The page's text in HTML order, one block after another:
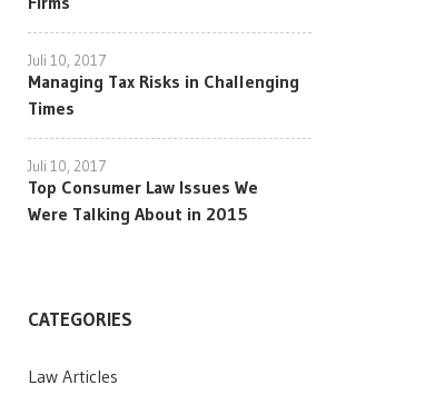
Juli 10, 2017
Managing Tax Risks in Challenging
Times
Juli 10, 2017
Top Consumer Law Issues We
Were Talking About in 2015
CATEGORIES
Law Articles